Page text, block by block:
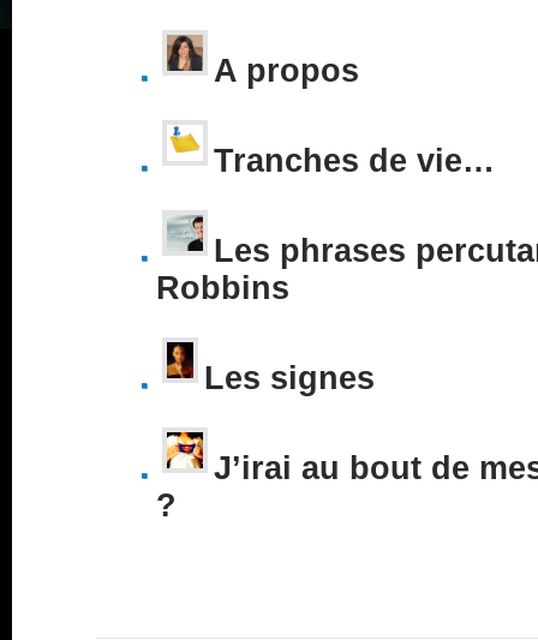
A propos
Tranches de vie…
Les phrases
Robbins
Les signes
J’irai au bout de
?